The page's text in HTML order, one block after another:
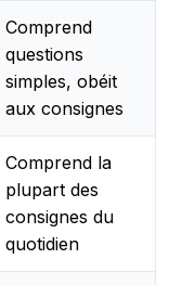
Comprend
questions
simples, obéit
aux consignes
Comprend la
plupart des
consignes du
quotidien